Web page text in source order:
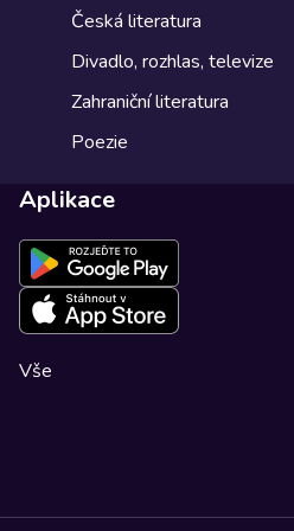
Česká literatura
Divadlo, rozhlas, televize
Zahraniční literatura
Poezie
Aplikace
Vše